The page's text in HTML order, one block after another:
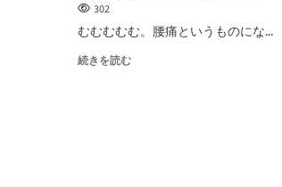
302
むむむむむ。腰痛というものにな...
続きを読む